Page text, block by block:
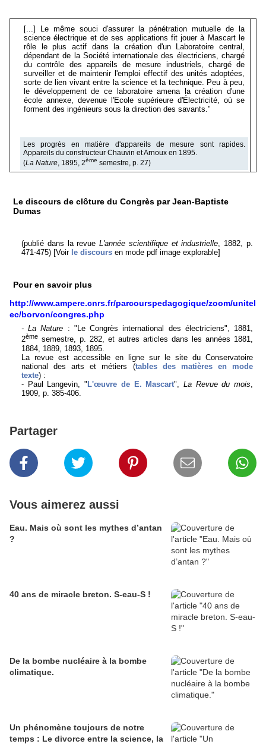
[...] Le même souci d'assurer la pénétration mutuelle de la
science électrique et de ses applications fit jouer à Mascart le
rôle le plus actif dans la création d'un Laboratoire central,
dépendant de la Société internationale des électriciens, chargé
du contrôle des appareils de mesure industriels, chargé de
surveiller et de maintenir l'emploi effectif des unités adoptées,
sorte de lien vivant entre la science et la technique. Peu à peu,
le développement de ce laboratoire amena la création d'une
école annexe, devenue l'Ecole supérieure d'Électricité, où se
forment des ingénieurs sous la direction des savants."
Les progrès en matière d'appareils de mesure sont rapides.
Appareils du constructeur Chauvin et Arnoux en 1895.
(La Nature, 1895, 2ème semestre, p. 27)
Le discours de clôture du Congrès par Jean-Baptiste
Dumas
(publié dans la revue L'année scientifique et industrielle, 1882, p.
471-475) [Voir le discours en mode pdf image explorable]
Pour en savoir plus
http://www.ampere.cnrs.fr/parcourspedagogique/zoom/unitel
ec/borvon/congres.php
- La Nature : "Le Congrès international des électriciens", 1881,
2ème semestre, p. 282, et autres articles dans les années 1881,
1884, 1889, 1893, 1895.
La revue est accessible en ligne sur le site du Conservatoire
national des arts et métiers (tables des matières en mode
texte) :
- Paul Langevin, "L'œuvre de E. Mascart", La Revue du mois
1909, p. 385-406.
Partager
Vous aimerez aussi
Eau. Mais où sont les mythes d’antan
?
40 ans de miracle breton. S-eau-S !
De la bombe nucléaire à la bombe
climatique.
Un phénomène toujours de notre
temps : Le divorce entre la science, la